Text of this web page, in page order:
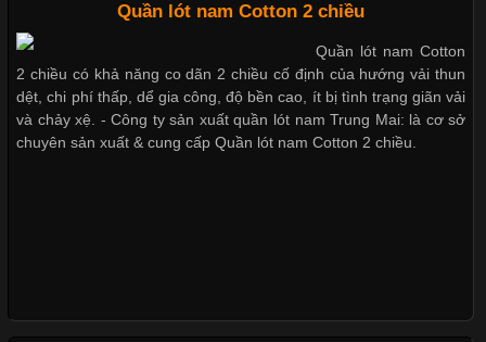
Chất Liệu Lycra Có Gì Đặc Biệt Trong Ngành Thời Trang?
Cập nhật 2026-05-27 17:03:46
Vải Lycra Là Gì? Chất Liệu Co Giãn Được Ưa Chuộng Trong
Thị hiều quần lót nam bơi lội nam và nữ 2017
Xu hướng thời trang trẻ và quần lót nam giá sỉ
Quần lót nam Cotton 2 chiều
Quần lót nam Cotton
2 chiều có khả năng co dãn 2 chiều cố định của hướng vải thun
dệt, chi phí thấp, dể gia công, độ bền cao, ít bị tình trạng giãn vải
và chảy xệ. - Công ty sản xuất quần lót nam Trung Mai: là cơ sở
chuyên sản xuất & cung cấp Quần lót nam Cotton 2 chiều.